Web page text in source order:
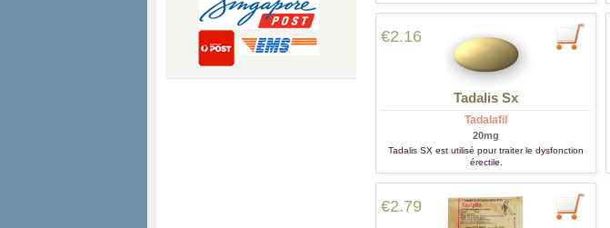
recommandée pour la gestion de tous les
symptômes de la dysfonction érectile
€2.16
Tadalis Sx
Tadalafil
20mg
Tadalis SX est utilisé pour traiter le dysfonction
érectile.
€2.79